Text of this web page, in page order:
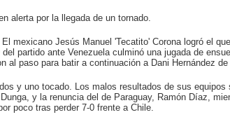
alerta por la llegada de un tornado.
mexicano Jesús Manuel 'Tecatito' Corona logró el
partido ante Venezuela culminó una jugada de
al paso para batir a continuación a Dani Hernández
y uno tocado. Los malos resultados de sus equipos
y la renuncia del de Paraguay, Ramón Díaz,
poco tras perder 7-0 frente a Chile.